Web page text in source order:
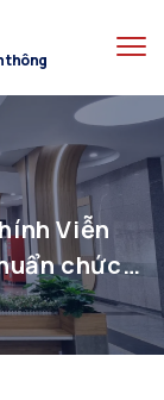
thông
Viễn
chức
năm 2023